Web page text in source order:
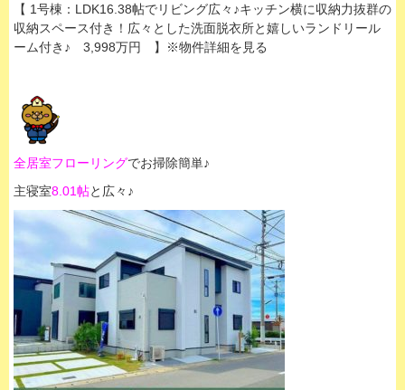
【 1号棟：LDK16.38帖でリビング広々♪キッチン横に収納力抜群の
収納スペース付き！広々とした洗面脱衣所と嬉しいランドリール
ーム付き♪ 3,998万円 】※物件詳細を見る
全居室フローリングでお掃除簡単♪
主寝室8.01帖と広々♪